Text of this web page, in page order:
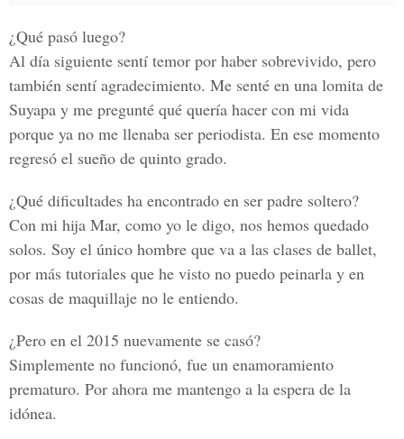
¿Qué pasó luego?
Al día siguiente sentí temor por haber sobrevivido, pero
también sentí agradecimiento. Me senté en una lomita de
Suyapa y me pregunté qué quería hacer con mi vida
porque ya no me llenaba ser periodista. En ese momento
regresó el sueño de quinto grado.
¿Qué dificultades ha encontrado en ser padre soltero?
Con mi hija Mar, como yo le digo, nos hemos quedado
solos. Soy el único hombre que va a las clases de ballet,
por más tutoriales que he visto no puedo peinarla y en
cosas de maquillaje no le entiendo.
¿Pero en el 2015 nuevamente se casó?
Simplemente no funcionó, fue un enamoramiento
prematuro. Por ahora me mantengo a la espera de la
idónea.